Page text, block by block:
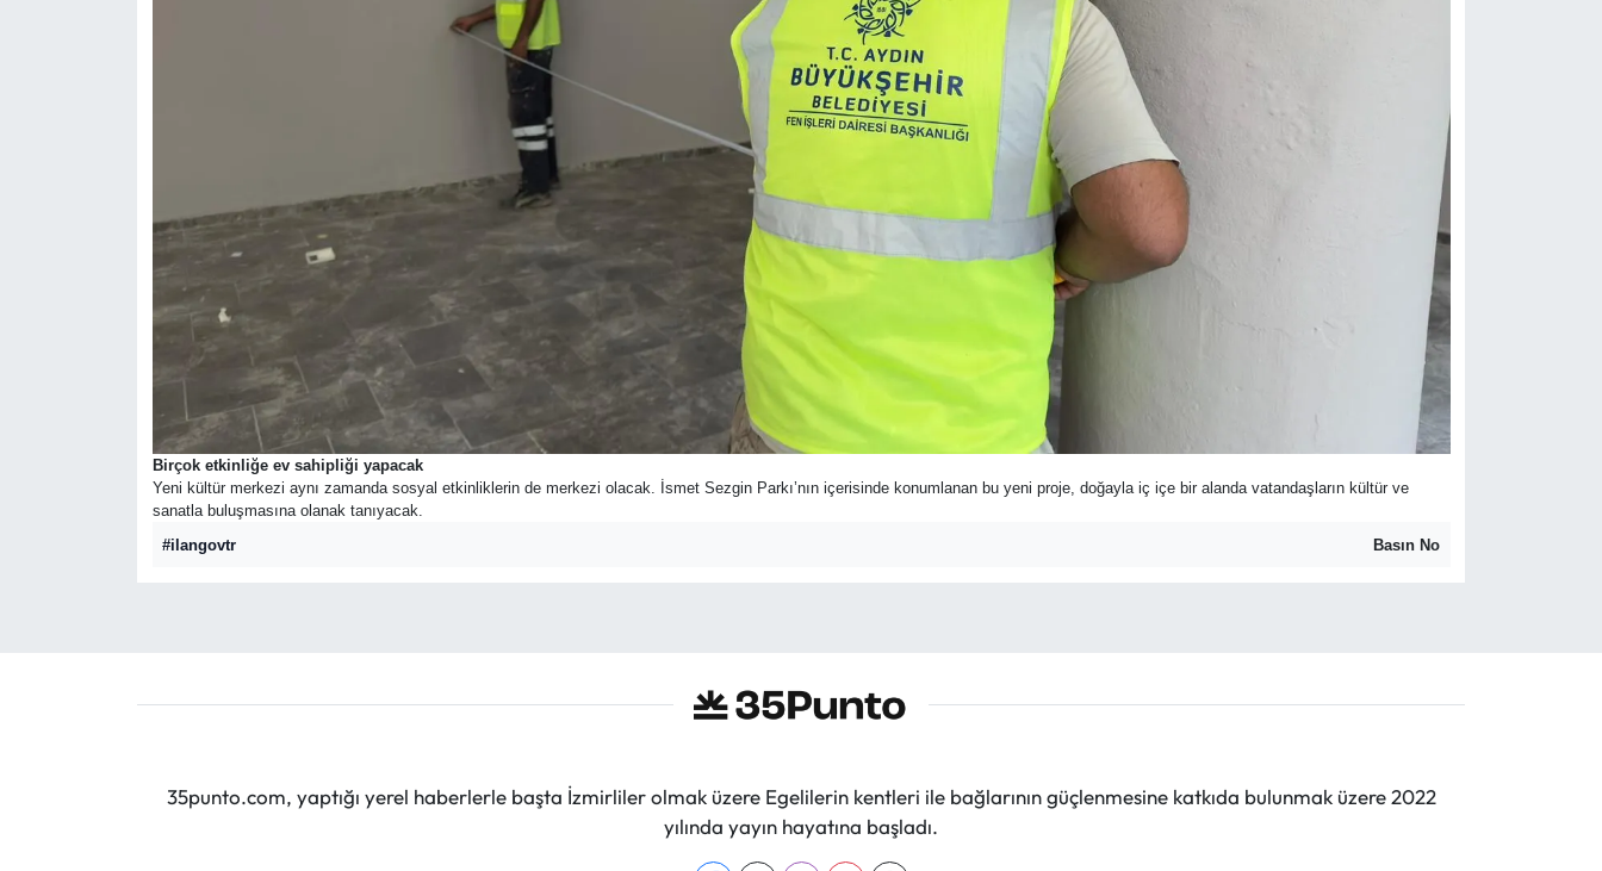
Birçok etkinliğe ev sahipliği yapacak
Yeni kültür merkezi aynı zamanda sosyal etkinliklerin de merkezi olacak. İsmet Sezgin Parkı’nın içerisinde konumlanan bu yeni proje, doğayla iç içe bir alanda vatandaşların kültür ve
sanatla buluşmasına olanak tanıyacak.
#ilangovtr
Basın No
35punto.com, yaptığı yerel haberlerle başta İzmirliler olmak üzere Egelilerin kentleri ile bağlarının güçlenmesine katkıda bulunmak üzere 2022
yılında yayın hayatına başladı.